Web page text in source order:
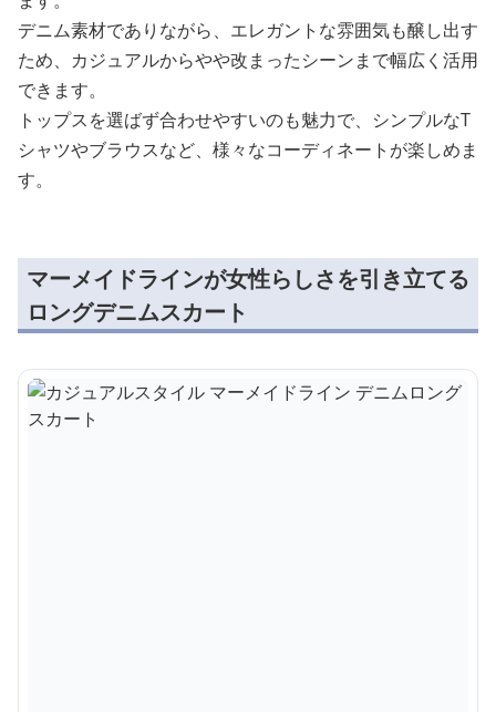
デニム素材でありながら、エレガントな雰囲気も醸し出す
ため、カジュアルからやや改まったシーンまで幅広く活用
できます。
トップスを選ばず合わせやすいのも魅力で、シンプルなT
シャツやブラウスなど、様々なコーディネートが楽しめま
す。
マーメイドラインが女性らしさを引き立てる
ロングデニムスカート